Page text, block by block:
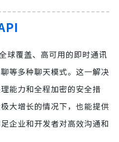
球覆盖、高可用的即时通讯
等多种聊天模式。这一解决
能力和全程加密的安全措
大增长的情况下，也能提供
企业和开发者对高效沟通和